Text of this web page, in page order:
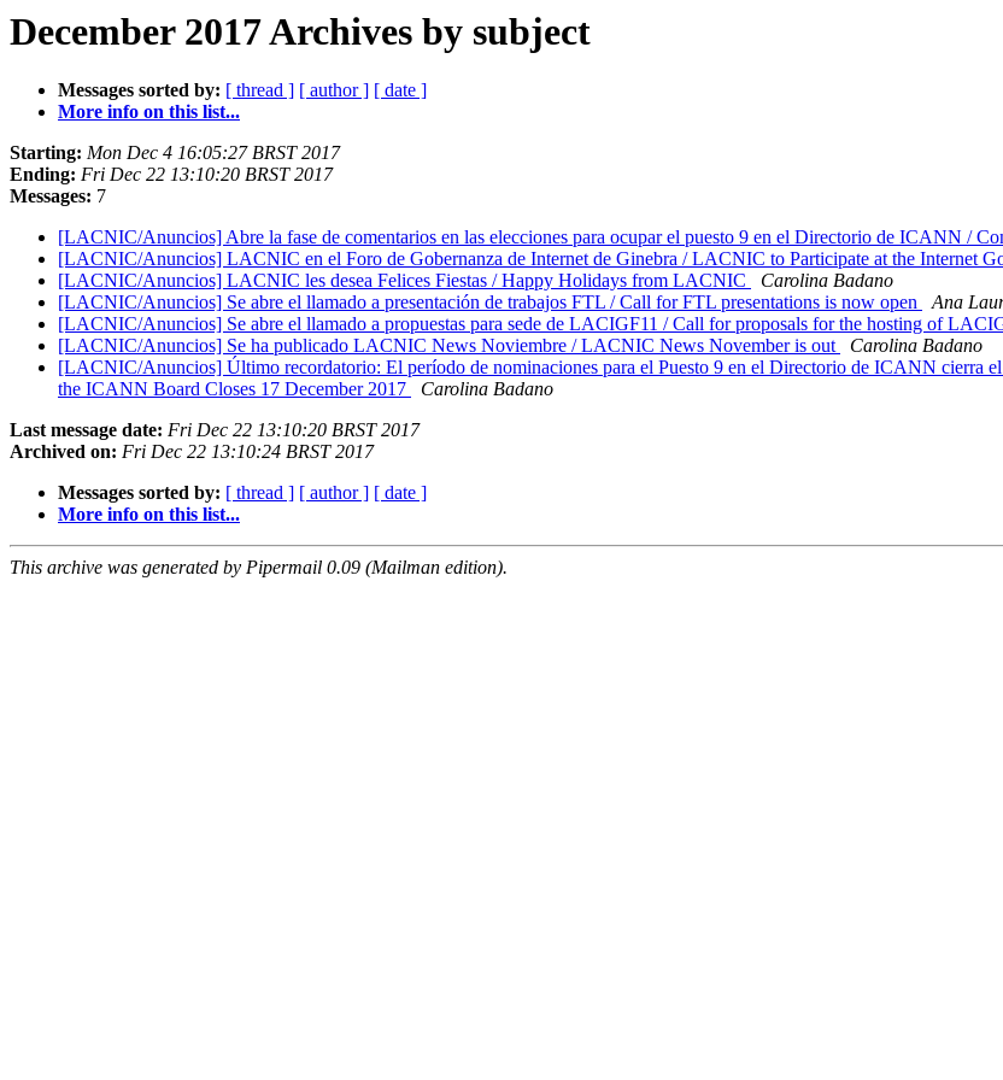
December 2017 Archives by subject
Messages sorted by: [ thread ] [ author ] [ date ]
More info on this list...
Starting: Mon Dec 4 16:05:27 BRST 2017
Ending: Fri Dec 22 13:10:20 BRST 2017
Messages: 7
[LACNIC/Anuncios] Abre la fase de comentarios en las elecciones para ocupar el puesto 9 en el Directorio de ICANN /
[LACNIC/Anuncios] LACNIC en el Foro de Gobernanza de Internet de Ginebra / LACNIC to Participate at the Internet
[LACNIC/Anuncios] LACNIC les desea Felices Fiestas / Happy Holidays from LACNIC
Carolina Badano
[LACNIC/Anuncios] Se abre el llamado a presentación de trabajos FTL / Call for FTL presentations is now open
Ana
[LACNIC/Anuncios] Se abre el llamado a propuestas para sede de LACIGF11 / Call for proposals for the hosting of
[LACNIC/Anuncios] Se ha publicado LACNIC News Noviembre / LACNIC News November is out
Carolina Badano
[LACNIC/Anuncios] Último recordatorio: El período de nominaciones para el Puesto 9 en el Directorio de ICANN cierra
the ICANN Board Closes 17 December 2017
Carolina Badano
Last message date: Fri Dec 22 13:10:20 BRST 2017
Archived on: Fri Dec 22 13:10:24 BRST 2017
Messages sorted by: [ thread ] [ author ] [ date ]
More info on this list...
This archive was generated by Pipermail 0.09 (Mailman edition).